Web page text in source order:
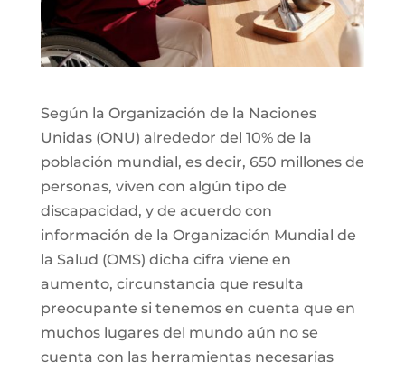
Según la Organización de la Naciones
Unidas (ONU) alrededor del 10% de la
población mundial, es decir, 650 millones de
personas, viven con algún tipo de
discapacidad, y de acuerdo con
información de la Organización Mundial de
la Salud (OMS) dicha cifra viene en
aumento, circunstancia que resulta
preocupante si tenemos en cuenta que en
muchos lugares del mundo aún no se
cuenta con las herramientas necesarias